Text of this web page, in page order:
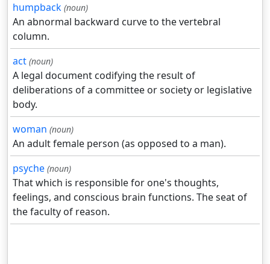
humpback (noun)
An abnormal backward curve to the vertebral
column.
act (noun)
A legal document codifying the result of
deliberations of a committee or society or legislative
body.
woman (noun)
An adult female person (as opposed to a man).
psyche (noun)
That which is responsible for one's thoughts,
feelings, and conscious brain functions. The seat of
the faculty of reason.